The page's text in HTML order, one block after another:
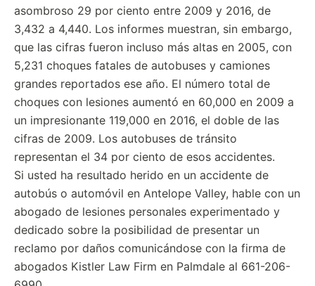
asombroso 29 por ciento entre 2009 y 2016, de
3,432 a 4,440. Los informes muestran, sin embargo,
que las cifras fueron incluso más altas en 2005, con
5,231 choques fatales de autobuses y camiones
grandes reportados ese año. El número total de
choques con lesiones aumentó en 60,000 en 2009 a
un impresionante 119,000 en 2016, el doble de las
cifras de 2009. Los autobuses de tránsito
representan el 34 por ciento de esos accidentes.
Si usted ha resultado herido en un accidente de
autobús o automóvil en Antelope Valley, hable con un
abogado de lesiones personales experimentado y
dedicado sobre la posibilidad de presentar un
reclamo por daños comunicándose con la firma de
abogados Kistler Law Firm en Palmdale al 661-206-